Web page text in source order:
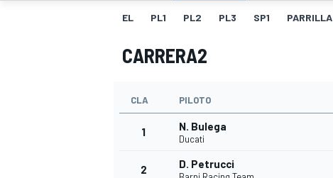
EL PL1 PL2 PL3 SP1 PARRILLA
CARRERA2
CLA PILOTO
1 N. Bulega
Ducati
2 D. Petrucci